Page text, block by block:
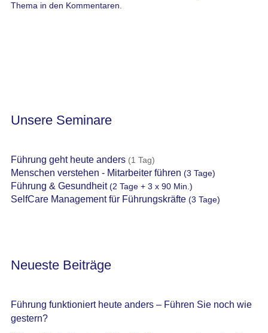
Thema in den Kommentaren.
Unsere Seminare
Führung geht heute anders(1 Tag)
Menschen verstehen - Mitarbeiter führen (3 Tage)
Führung & Gesundheit(2 Tage + 3 x 90 Min.)
SelfCare Management für Führungskräfte(3 Tage)
Neueste Beiträge
Führung funktioniert heute anders – Führen Sie noch wie
gestern?